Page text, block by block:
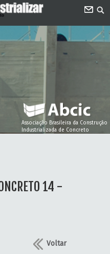
Associação Brasileira da Construção
Industrializada de Concreto
14 -
Voltar